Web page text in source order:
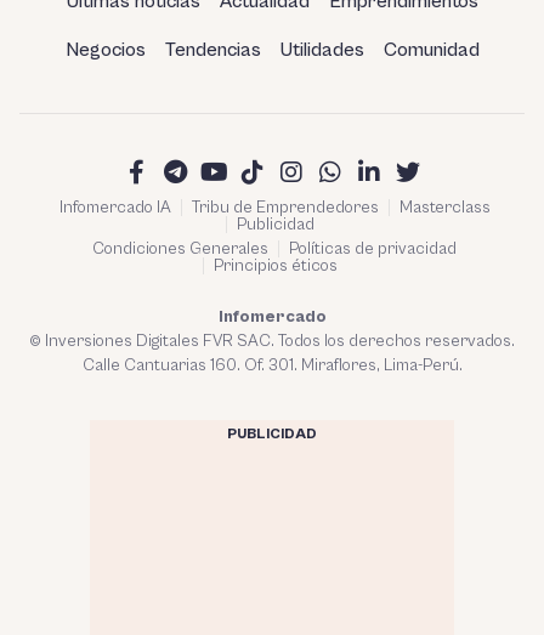
Negocios Tendencias Utilidades Comunidad
Infomercado IA Tribu de Emprendedores
Masterclass
Publicidad
Condiciones Generales
Políticas de privacidad
Principios éticos
Infomercado
© Inversiones Digitales FVR SAC. Todos los derechos reservados.
Calle Cantuarias 160. Of. 301. Miraflores, Lima-Perú.
PUBLICIDAD